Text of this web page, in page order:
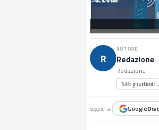
R
AUTORE
Redazione
Redazione
Tutti gli articoli
Seguici su Google